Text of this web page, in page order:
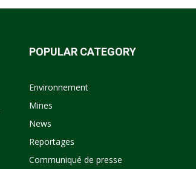
POPULAR CATEGORY
Environnement
Mines
News
Reportages
Communiqué de presse